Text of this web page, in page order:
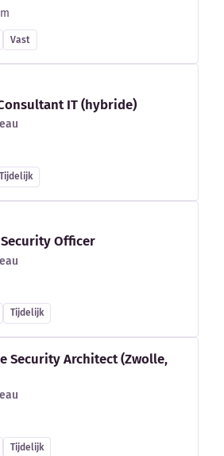
Vast
IT (hybride)
Tijdelijk
Officer
Tijdelijk
Security Architect (Zwolle,
Tijdelijk